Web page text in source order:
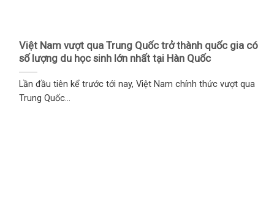
Việt Nam vượt qua Trung Quốc trở thành quốc gia có
số lượng du học sinh lớn nhất tại Hàn Quốc
Lần đầu tiên kể trước tới nay, Việt Nam chính thức vượt qua
Trung Quốc...